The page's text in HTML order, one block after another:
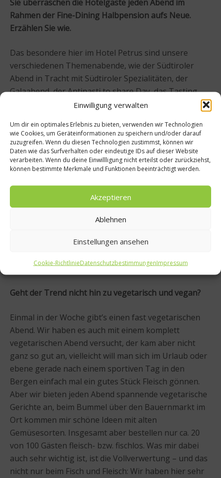
Einwilligung verwalten
Um dir ein optimales Erlebnis zu bieten, verwenden wir Technologien
wie Cookies, um Geräteinformationen zu speichern und/oder darauf
zuzugreifen. Wenn du diesen Technologien zustimmst, können wir
Daten wie das Surfverhalten oder eindeutige IDs auf dieser Website
verarbeiten. Wenn du deine Einwillligung nicht erteilst oder zurückziehst,
können bestimmte Merkmale und Funktionen beeinträchtigt werden.
Akzeptieren
Ablehnen
Einstellungen ansehen
Cookie-RichtlinieDatenschutzbestimmungenImpressum
Sie überraschen die Hotelgäste jeden Abend im
Rahmen der Fine-Dining Halbpension aufs Neue.
Erzählen Sie wie.
Das besondere hier im Hotel Petrus sind unsere
verschiedenen Themenabende, wie der Südtiroler
Abend in Tracht mit Südtiroler Spezialitäten, der
Galaabend, der Antipasti to share Day, das Tasting
Menü im Haubenrestaurant am Donnerstag, das
Meat Day mit verschiedenen Steakcuts zur Auswahl
für die Gäste.
Geht der Trend nicht hin zu vegetarisch und vegan?
Einmal in der Woche gibt’s einen fast vegetarischen
Abend. Wir haben es auch mit einem komplett
vegetarischen Abend versucht, der kam aber nicht
ganz so gut an, vielleicht will man sich im Urlaub oder
ebene gerade nach einem sportiven Tag in den
Bergen einfach mal ein gutes Stück Fleisch gönnen.
Aber wir bieten jeden Abend spannende vegetarische
Gerichte an, beim Bummel über den Bauernmarkt im
Ort kommen mir schöne Ideen mit alten
Gemüsesorten. Insgesamt aber bestellen nur ca. 20
von 100 Gästen fleisch- bzw. fischlos. Was mir dabei
auch sehr wichtig ist, ist die Vollverwertung – und das
nicht nur beim Fisch und Fleisch: Wir haben hier sehr